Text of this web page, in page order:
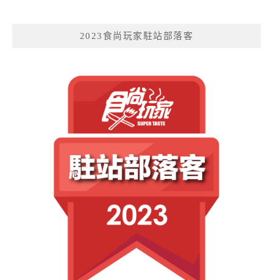
2023食尚玩家駐站部落客